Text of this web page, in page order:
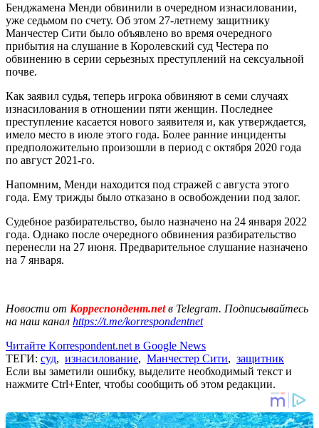
Бенджамена Менди обвинили в очередном изнасиловании,
уже седьмом по счету. Об этом 27-летнему защитнику
Манчестер Сити было объявлено во время очередного
прибытия на слушание в Королевский суд Честера по
обвинению в серии серьезных преступлений на сексуальной
почве.
Как заявил судья, теперь игрока обвиняют в семи случаях
изнасилования в отношении пяти женщин. Последнее
преступление касается нового заявителя и, как утверждается,
имело место в июле этого года. Более ранние инциденты
предположительно произошли в период с октября 2020 года
по август 2021-го.
Напомним, Менди находится под стражей с августа этого
года. Ему трижды было отказано в освобождении под залог.
Судебное разбирательство, было назначено на 24 января 2022
года. Однако после очередного обвинения разбирательство
перенесли на 27 июня. Предварительное слушание назначено
на 7 января.
Новости от Корреспондент.netв Telegram. Подписывайтесь
на наш канал https://t.me/korrespondentnet
Читайте Korrespondent.net в Google News
ТЕГИ: суд, изнасилование, Манчестер Сити, защитник
Если вы заметили ошибку, выделите необходимый текст и
нажмите Ctrl+Enter, чтобы сообщить об этом редакции.